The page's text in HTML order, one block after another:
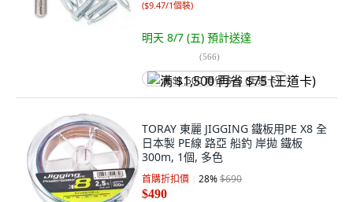
($9.47/1個裝)
明天 8/7 (五) 預計送達
(566)
满 $1,500 再省 $75 (王道卡)
TORAY 東麗 JIGGING 鐵板用PE X8 全
日本製 PE線 路亞 船釣 岸拋 鐵板
300m, 1個, 多色
首購折扣價 28%$690
$490